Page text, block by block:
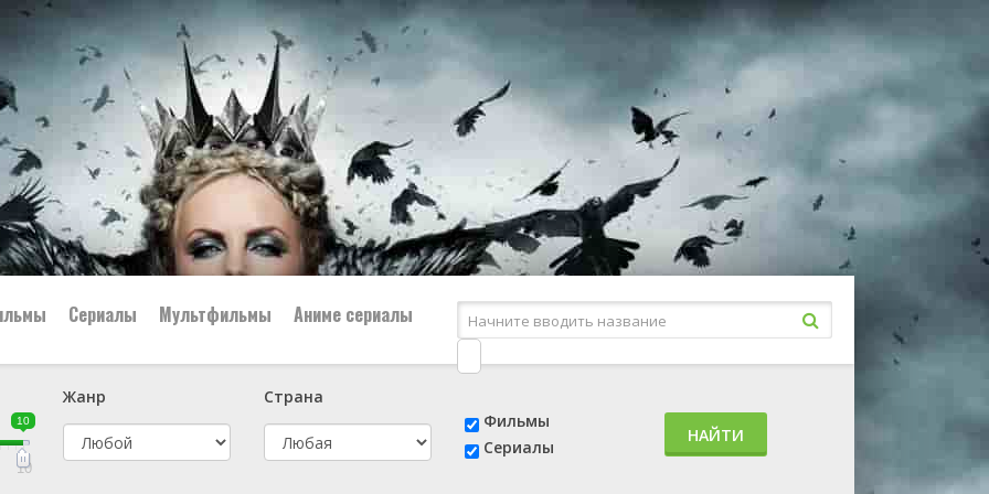
👨‍✈️ Военный
🕵️‍♂️ Детектив
Сериалы Мультфильмы Аниме сериалы
10
10
Жанр
Страна
Фильмы
Сериалы
НАЙТИ